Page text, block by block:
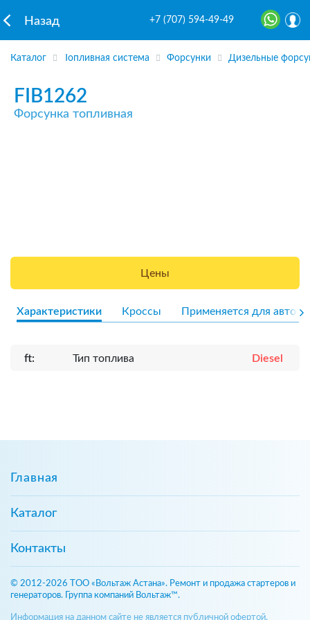
Назад +7 (707) 594-49-49
Каталог Топливная система Форсунки Дизельные
FIB1262
Форсунка топливная
Цены
Характеристики Кроссы Применяется для авто
ft: Тип топлива Diesel
Главная
Каталог
Контакты
© 2012-2026 ТОО «Вольтаж Астана». Ремонт и продажа стартеров и
генераторов. Группа компаний Вольтаж™.
Информация на данном сайте не является публичной офертой,